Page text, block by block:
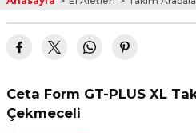
Ceta Form GT-PLUS XL
Çekmeceli